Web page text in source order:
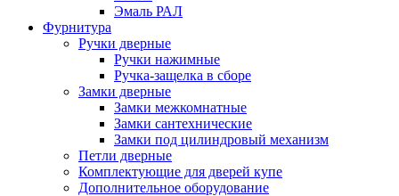
Эмаль РАЛ
Фурнитура
Ручки дверные
Ручки нажимные
Ручка-защелка в сборе
Замки дверные
Замки межкомнатные
Замки сантехнические
Замки под цилиндровый механизм
Петли дверные
Комплектующие для дверей купе
Дополнительное оборудование